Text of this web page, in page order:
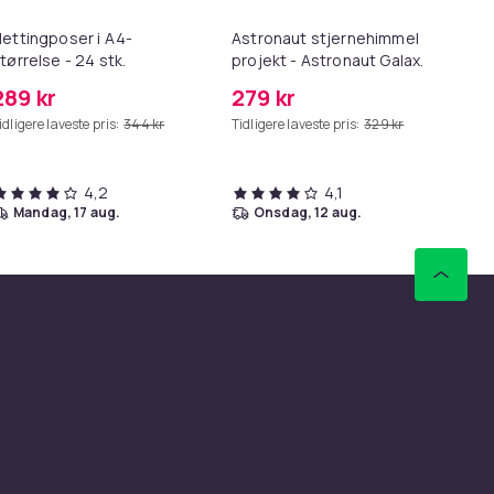
i A4-
- 24 stk.
kr
laveste pris: 344 kr
4,2
mandag, 17 aug.
Astronaut stjernehimmel
projekt - Astronaut Galaxy
USB
279 kr
Tidligere laveste pris: 329 kr
4,1
onsdag, 12 aug.